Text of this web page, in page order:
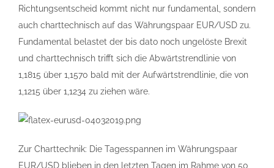
Richtungsentscheid kommt nicht nur fundamental, sondern
auch charttechnisch auf das Währungspaar EUR/USD zu.
Fundamental belastet der bis dato noch ungelöste Brexit
und charttechnisch trifft sich die Abwärtstrendlinie von
1,1815 über 1,1570 bald mit der Aufwärtstrendlinie, die von
1,1215 über 1,1234 zu ziehen wäre.
Zur Charttechnik: Die Tagesspannen im Währungspaar
EUR/USD blieben in den letzten Tagen im Rahme von 50